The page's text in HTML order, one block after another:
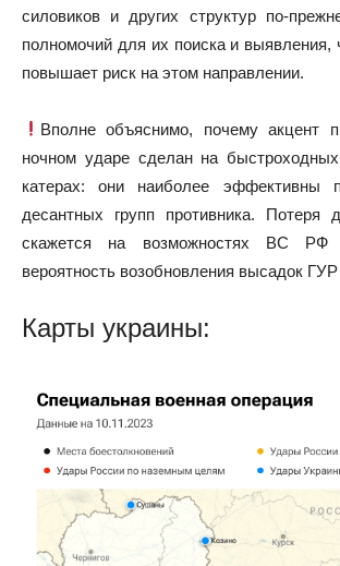
силовиков и других структур по-
полномочий для их поиска и выявления,
повышает риск на этом направлении.
Вполне объяснимо, почему акцент
ночном ударе сделан на
катерах: они наиболее эффективны
десантных групп противника. Потеря
скажется на возможностях ВС РФ
вероятность возобновления высадок
Карты украины: